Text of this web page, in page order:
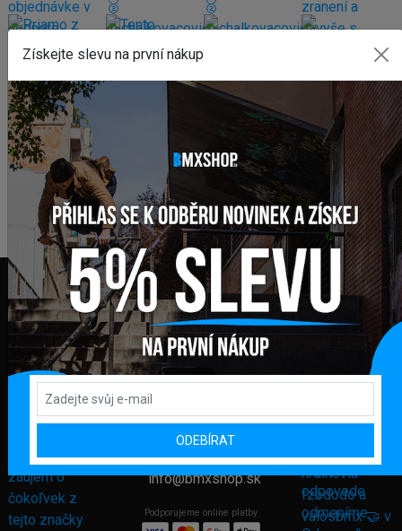
FAKTURAČNÍ ADRESA
GLOBAL DIAMONDS s. r. o.
Námestie sv. Martina 708/30
Slovensko
info@bmxshop.sk
Podporujeme online platby
Získejte slevu na první nákup
ODEBÍRAT